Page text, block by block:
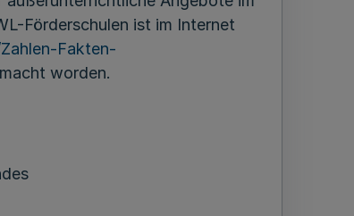
Förderschulen ist im Internet
Fakten-
worden.